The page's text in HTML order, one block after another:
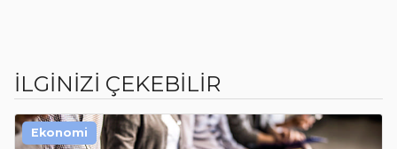
İLGİNİZİ ÇEKEBİLİR
Ekonomi